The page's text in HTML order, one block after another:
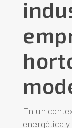
En un
energética